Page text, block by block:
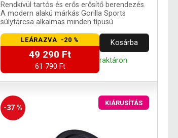
Rendkívül tartós és erős erősítő berendezés.
A modern alakú márkás Gorilla Sports
súlytárcsa alkalmas minden típusú
LEÁRAZVA -20 %
49 290 Ft
61 790 Ft
Kosárba
raktáron
-37 %
KIÁRUSÍTÁS